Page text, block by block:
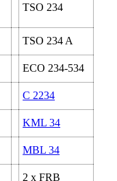
TSO 234
TSO 234 A
ECO 234-534
C 2234
KML 34
MBL 34
2 xFRB